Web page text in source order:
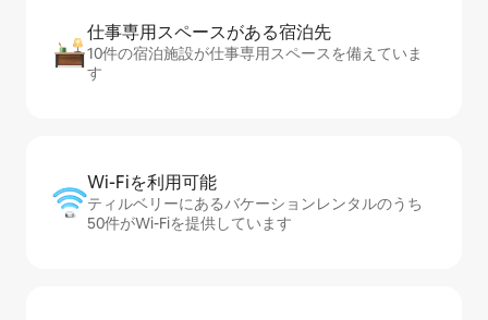
仕事専用ス⁠ペ⁠ー⁠スがあ⁠る宿⁠泊⁠先
10件の宿泊施設が仕事専用スペースを備えていま
す
Wi-Fiを利⁠用⁠可⁠能
ティルベリーにあるバケーションレンタルのうち
50件がWi-Fiを提供しています